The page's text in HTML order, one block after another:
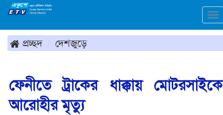
প্রচ্ছদ দেশজুড়ে
ফেনীতে ট্রাকের ধাক্কায়
আরোহীর মৃত্যু